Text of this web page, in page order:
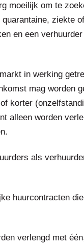
moeilijk om te
ziekte
en een
in werking
mag worden
korter
alleen worden
als
huurcontracten
verlengd met